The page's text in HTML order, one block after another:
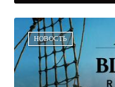
НОВОСТЬ